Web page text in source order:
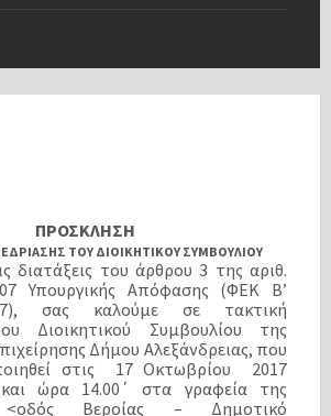
ΠΡΟΣΚΛΗΣΗ
ΤΟΥ ΔΙΟΙΚΗΤΙΚΟΥ ΣΥΜΒΟΥΛΙΟΥ
διατάξεις του άρθρου 3 της αριθ.
Υπουργικής Απόφασης (ΦΕΚ Β’
σας καλούμε σε τακτική
Διοικητικού Συμβουλίου της
Δήμου Αλεξάνδρειας, που
στις 17 Οκτωβρίου 2017
ώρα 14.00΄ στα γραφεία της
<οδός Βεροίας – Δημοτικό